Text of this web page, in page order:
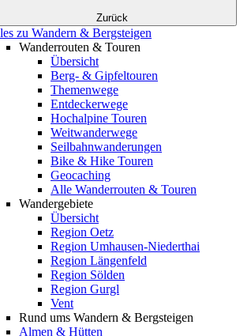
Zurück
zu Wandern & Bergsteigen
Wanderrouten & Touren
Übersicht
Berg- & Gipfeltouren
Themenwege
Entdeckerwege
Hochalpine Touren
Weitwanderwege
Seilbahnwanderungen
Bike & Hike Touren
Geocaching
Alle Wanderrouten & Touren
Wandergebiete
Übersicht
Region Oetz
Region Umhausen-Niederthai
Region Längenfeld
Region Sölden
Region Gurgl
Vent
Rund ums Wandern & Bergsteigen
Almen & Hütten